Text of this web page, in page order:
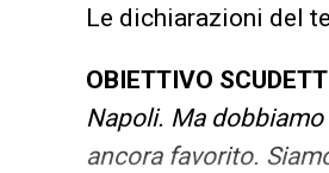
Le dichiarazioni del
OBIETTIVO
Napoli. Ma
ancora favorito.